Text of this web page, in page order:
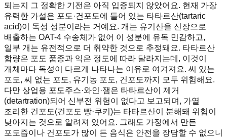
되는지 그 정확한 기전은 아직 입증되지 않았어요. 현재 가장
유력한 가설은 포도·건포도에 들어 있는 타타르산(tartaric
acid)이 독성 성분이라는 거예요. 개는 유기산을 신장으로
배출하는 OAT-4 수송체가 없어 이 성분에 유독 민감하고,
일부 개는 유전적으로 더 취약한 것으로 추정돼요. 타타르산
함량은 포도 품종과 익은 정도에 따라 달라지는데, 이것이
개체마다 독성이 다르게 나타나는 이유로 여겨져요. 씨 있는
포도, 씨 없는 포도, 유기농 포도, 건포도까지 모두 위험해요.
다만 상업용 포도주스·와인·잼은 타타르산이 제거
(detartration)되어 신부전 위험이 없다고 보고되며, 가열
조리한 건포도(건포도 빵·쿠키)는 타타르산이 분해돼 위험이
낮아지는 것으로 알려져 있어요. 그래도 가정에서 만든
포도즙이나 건포도가 많이 든 음식은 안전을 장담할 수 없으니